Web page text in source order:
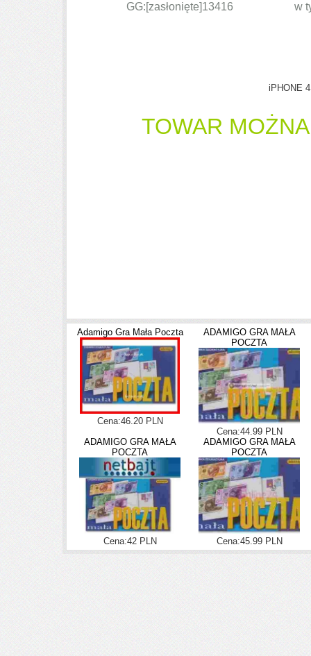
GG:[zasłonięte]13416 w
iPHONE
TOWAR
Adamigo Gra Mała Poczta
Cena:46.20 PLN
ADAMIGO GRA MAŁA
POCZTA
Cena:44.99 PLN
ADAMIGO GRA MAŁA
POCZTA
Cena:42 PLN
ADAMIGO GRA MAŁA
POCZTA
Cena:45.99 PLN